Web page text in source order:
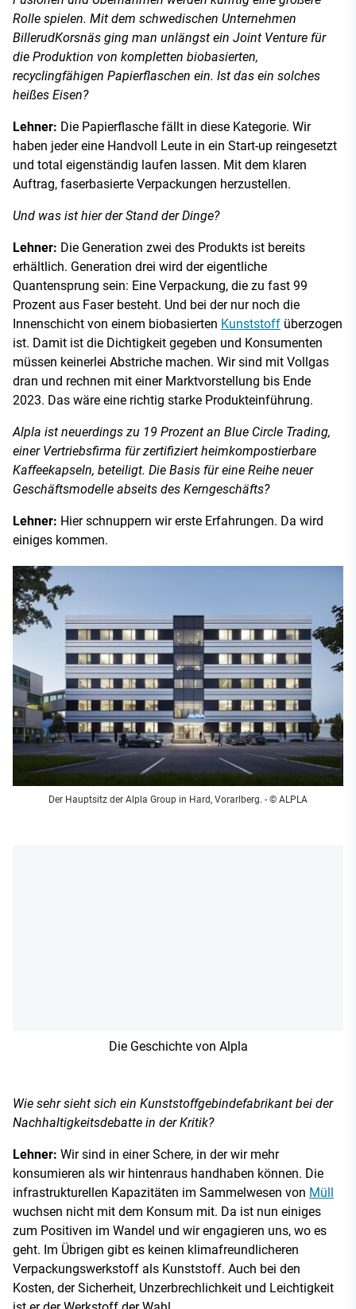
Rolle spielen. Mit dem schwedischen Unternehmen
BillerudKorsnäs ging man unlängst ein Joint Venture für
die Produktion von kompletten biobasierten,
recyclingfähigen Papierflaschen ein. Ist das ein solches
heißes Eisen?
Lehner: Die Papierflasche fällt in diese Kategorie. Wir
haben jeder eine Handvoll Leute in ein Start-up reingesetzt
und total eigenständig laufen lassen. Mit dem klaren
Auftrag, faserbasierte Verpackungen herzustellen.
Und was ist hier der Stand der Dinge?
Lehner: Die Generation zwei des Produkts ist bereits
erhältlich. Generation drei wird der eigentliche
Quantensprung sein: Eine Verpackung, die zu fast 99
Prozent aus Faser besteht. Und bei der nur noch die
Innenschicht von einem biobasierten Kunststoff überzogen
ist. Damit ist die Dichtigkeit gegeben und Konsumenten
müssen keinerlei Abstriche machen. Wir sind mit Vollgas
dran und rechnen mit einer Marktvorstellung bis Ende
2023. Das wäre eine richtig starke Produkteinführung.
Alpla ist neuerdings zu 19 Prozent an Blue Circle Trading,
einer Vertriebsfirma für zertifiziert heimkompostierbare
Kaffeekapseln, beteiligt. Die Basis für eine Reihe neuer
Geschäftsmodelle abseits des Kerngeschäfts?
Lehner: Hier schnuppern wir erste Erfahrungen. Da wird
einiges kommen.
Der Hauptsitz der Alpla Group in Hard, Vorarlberg. - © ALPLA
Die Geschichte von Alpla
Wie sehr sieht sich ein Kunststoffgebindefabrikant bei der
Nachhaltigkeitsdebatte in der Kritik?
Lehner: Wir sind in einer Schere, in der wir mehr
konsumieren als wir hintenraus handhaben können. Die
infrastrukturellen Kapazitäten im Sammelwesen von Müll
wuchsen nicht mit dem Konsum mit. Da ist nun einiges
zum Positiven im Wandel und wir engagieren uns, wo es
geht. Im Übrigen gibt es keinen klimafreundlicheren
Verpackungswerkstoff als Kunststoff. Auch bei den
Kosten, der Sicherheit, Unzerbrechlichkeit und Leichtigkeit